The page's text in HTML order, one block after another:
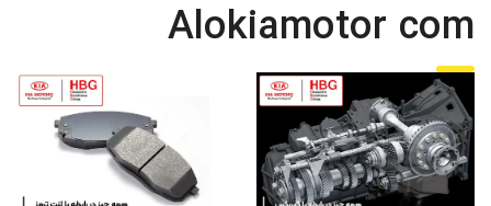
Alokiamotor com